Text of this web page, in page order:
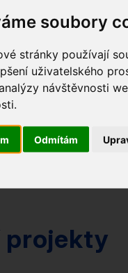
soubory
stránky používají
uživatelského
návštěvnosti
Odmítám
projekty